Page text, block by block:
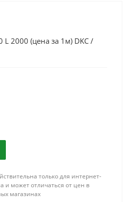
2000 (цена за 1м) DKC /
только для интернет-
и может отличаться от цен в
магазинах